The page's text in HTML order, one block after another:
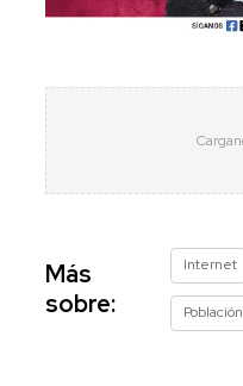
Más
sobre:
Internet
Población